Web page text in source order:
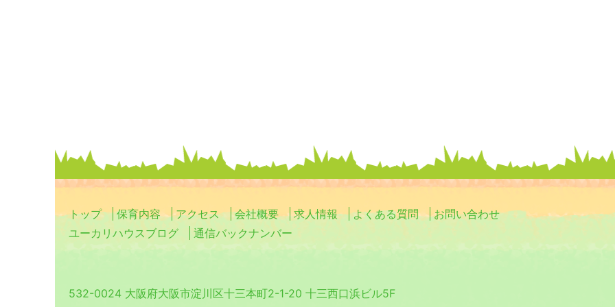
トップ 保育内容 アクセス 会社概要 求人情報 よくある質問
お問い合わせ
ユーカリハウスブログ
通信バックナンバー
532-0024 大阪府大阪市淀川区十三本町2-1-20 十三西口浜ビル5F